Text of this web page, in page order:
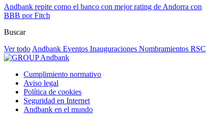
Andbank repite como el banco con mejor rating de Andorra con
BBB por Fitch
Buscar
Ver todo Andbank Eventos Inauguraciones Nombramientos RSC
Cumplimiento normativo
Aviso legal
Política de cookies
Seguridad en Internet
Andbank en el mundo